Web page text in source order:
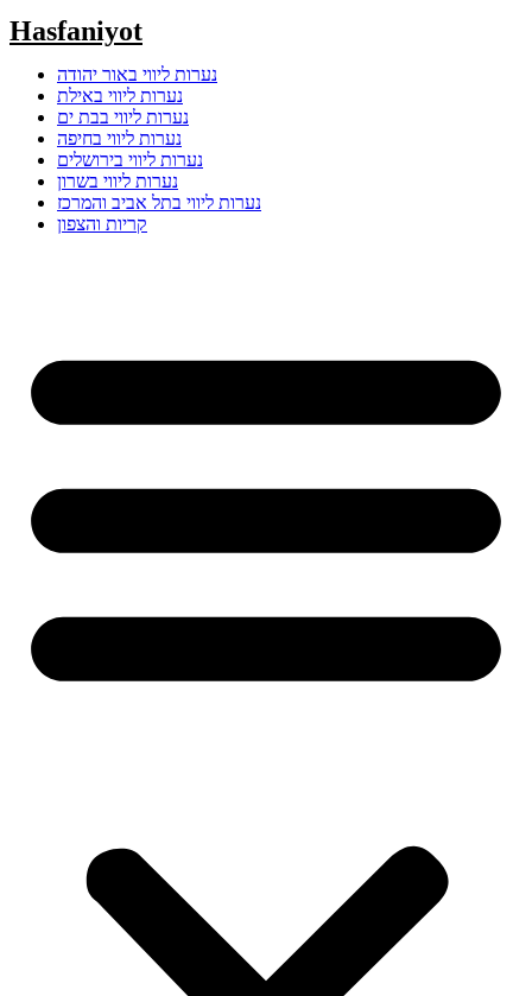
Hasfaniyot
נערות ליווי באור יהודה
נערות ליווי באילת
נערות ליווי בבת ים
נערות ליווי בחיפה
נערות ליווי בירושלים
נערות ליווי בשרון
נערות ליווי בתל אביב והמרכז
קריות והצפון